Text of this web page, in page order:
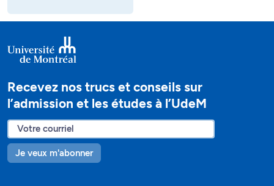
Recevez nos trucs et conseils sur
l’admission et les études à l’UdeM
Je veux m'abonner